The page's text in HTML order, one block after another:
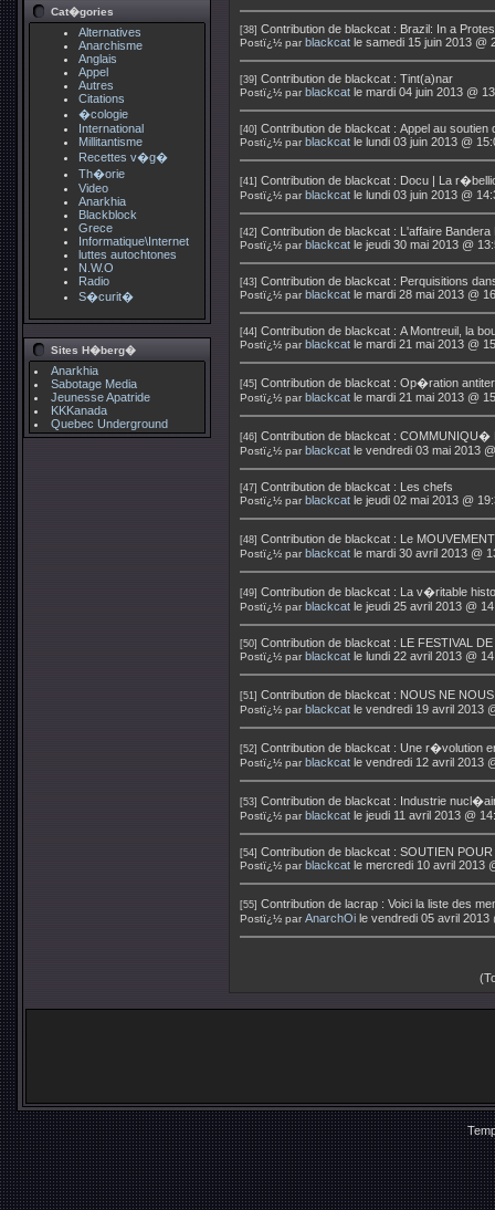
Cat�gories
Alternatives
Anarchisme
Anglais
Appel
Autres
Citations
�cologie
International
Millitantisme
Recettes v�g�
Th�orie
Video
Anarkhia
Blackblock
Grece
Informatique\Internet
luttes autochtones
N.W.O
Radio
S�curit�
Sites H�berg�
Anarkhia
Sabotage Media
Jeunesse Apatride
KKKanada
Quebec Underground
[38] Contribution de blackcat : Brazil: In a
Postï¿½ par blackcat le samedi 15 juin 2013 @
[39] Contribution de blackcat : Tint(a)nar
Postï¿½ par blackcat le mardi 04 juin 2013 @
[40] Contribution de blackcat : Appel au soutien
Postï¿½ par blackcat le lundi 03 juin 2013 @
[41] Contribution de blackcat : Docu | La
Postï¿½ par blackcat le lundi 03 juin 2013 @
[42] Contribution de blackcat : L'affaire Bandera
Postï¿½ par blackcat le jeudi 30 mai 2013 @
[43] Contribution de blackcat : Perquisitions
Postï¿½ par blackcat le mardi 28 mai 2013 @
[44] Contribution de blackcat : A Montreuil, la
Postï¿½ par blackcat le mardi 21 mai 2013 @
[45] Contribution de blackcat : Op�ration
Postï¿½ par blackcat le mardi 21 mai 2013 @
[46] Contribution de blackcat : COMMUNIQU�
Postï¿½ par blackcat le vendredi 03 mai 2013
[47] Contribution de blackcat : Les chefs
Postï¿½ par blackcat le jeudi 02 mai 2013 @
[48] Contribution de blackcat : Le
Postï¿½ par blackcat le mardi 30 avril 2013 @
[49] Contribution de blackcat : La v�ritable
Postï¿½ par blackcat le jeudi 25 avril 2013 @
[50] Contribution de blackcat : LE FESTIVAL
Postï¿½ par blackcat le lundi 22 avril 2013 @
[51] Contribution de blackcat : NOUS NE
Postï¿½ par blackcat le vendredi 19 avril 2013
[52] Contribution de blackcat : Une r�volution
Postï¿½ par blackcat le vendredi 12 avril 2013
[53] Contribution de blackcat : Industrie
Postï¿½ par blackcat le jeudi 11 avril 2013 @
[54] Contribution de blackcat : SOUTIEN
Postï¿½ par blackcat le mercredi 10 avril 2013
[55] Contribution de lacrap : Voici la liste des
Postï¿½ par AnarchOi le vendredi 05 avril 2013